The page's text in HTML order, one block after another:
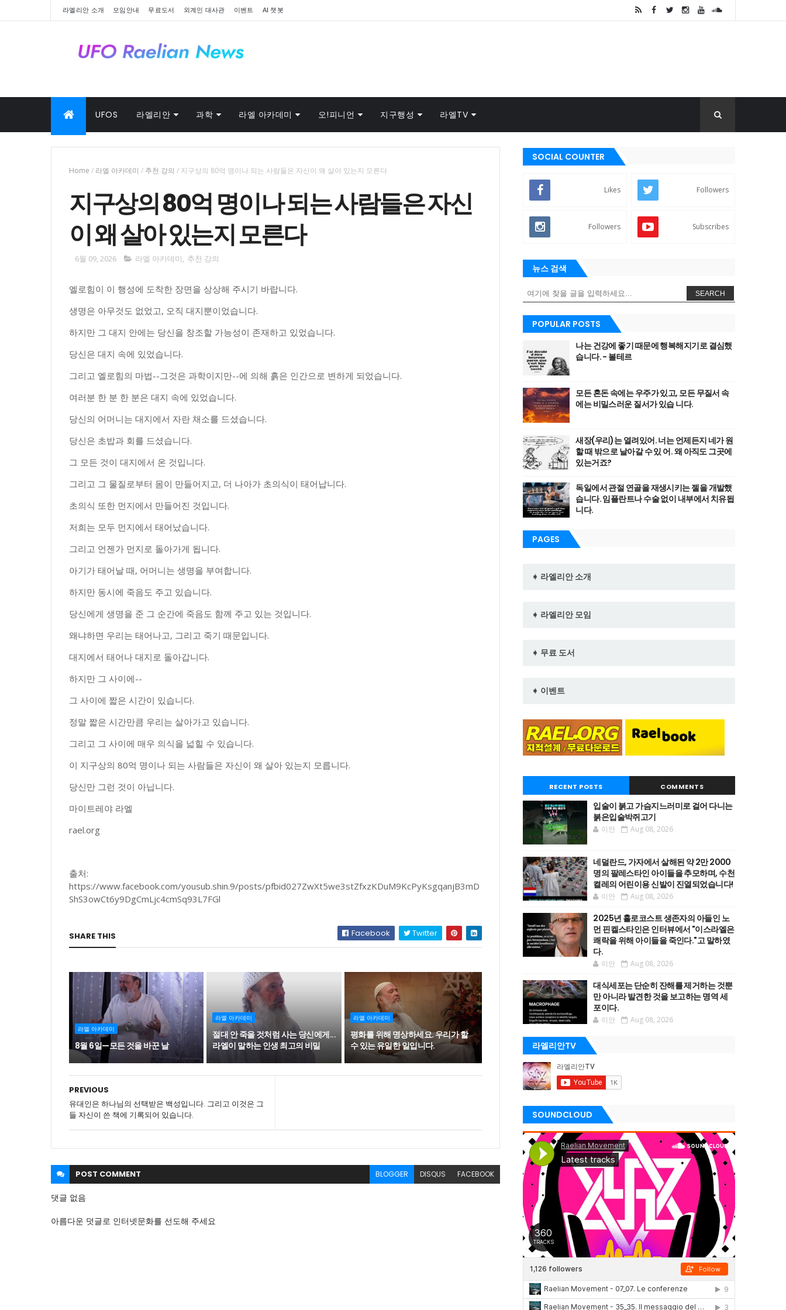
라엘리안 소개 모임안내 무료도서 외계인 대사관 이벤트 AI 챗봇
UFOS 라엘리안 과학 라엘 아카데미 오!피니언 지구행성 라엘TV
Home / 라엘 아카데미 / 추천 강의 / 지구상의 80억 명이나 되는 사람들은 자신이 왜 살아 있는지 모른다
지구상의 80억 명이나 되는 사람들은 자신
이 왜 살아 있는지 모른다
6월 09, 2026 라엘 아카데미, 추천 강의
엘로힘이 이 행성에 도착한 장면을 상상해 주시기 바랍니다.
생명은 아무것도 없었고, 오직 대지뿐이었습니다.
하지만 그 대지 안에는 당신을 창조할 가능성이 존재하고 있었습니다.
당신은 대지 속에 있었습니다.
그리고 엘로힘의 마법--그것은 과학이지만--에 의해 흙은 인간으로 변하게 되었습니다.
여러분 한 분 한 분은 대지 속에 있었습니다.
당신의 어머니는 대지에서 자란 채소를 드셨습니다.
당신은 초밥과 회를 드셨습니다.
그 모든 것이 대지에서 온 것입니다.
그리고 그 물질로부터 몸이 만들어지고, 더 나아가 초의식이 태어납니다.
초의식 또한 먼지에서 만들어진 것입니다.
저희는 모두 먼지에서 태어났습니다.
그리고 언젠가 먼지로 돌아가게 됩니다.
아기가 태어날 때, 어머니는 생명을 부여합니다.
하지만 동시에 죽음도 주고 있습니다.
당신에게 생명을 준 그 순간에 죽음도 함께 주고 있는 것입니다.
왜냐하면 우리는 태어나고, 그리고 죽기 때문입니다.
대지에서 태어나 대지로 돌아갑니다.
하지만 그 사이에--
그 사이에 짧은 시간이 있습니다.
정말 짧은 시간만큼 우리는 살아가고 있습니다.
그리고 그 사이에 매우 의식을 넓힐 수 있습니다.
이 지구상의 80억 명이나 되는 사람들은 자신이 왜 살아 있는지 모릅니다.
당신만 그런 것이 아닙니다.
마이트레야 라엘
rael.org
출처:
https://www.facebook.com/yousub.shin.9/posts/pfbid027ZwXt5we3stZfxzKDuM9KcPyKsgqanjB3mD
ShS3owCt6y9DgCmLjc4cmSq93L7FGl
SHARE THIS Facebook Twitter
라엘 아카데미
8월 6일—모든 것을 바꾼 날
라엘 아카데미
절대 안 죽을 것처럼 사는 당신에게...
라엘이 말하는 인생 최고의 비밀
라엘 아카데미
평화를 위해 명상하세요. 우리가 할
수 있는 유일한 일입니다.
PREVIOUS
유대인은 하나님의 선택받은 백성입니다. 그리고 이것은 그
들 자신이 쓴 책에 기록되어 있습니다.
POST COMMENT BLOGGER DISQUS FACEBOOK
댓글 없음
아름다운 덧글로 인터넷문화를 선도해 주세요
SOCIAL COUNTER
Likes Followers
Followers Subscribes
뉴스 검색
SEARCH
POPULAR POSTS
나는 건강에 좋기 때문에 행복해지기로 결심했
습니다. - 볼테르
모든 혼돈 속에는 우주가 있고, 모든 무질서 속
에는 비밀스러운 질서가 있습 니다.
새장(우리)는 열려있어. 너는 언제든지 네가 원
할 때 밖으로 날아갈 수 있 어. 왜 아직도 그곳에
있는거죠?
독일에서 관절 연골을 재생시키는 젤을 개발했
습니다. 임플란트나 수술 없이 내부에서 치유됩
니다.
PAGES
➧ 라엘리안 소개
➧ 라엘리안 모임
➧ 무료 도서
➧ 이벤트
RECENT POSTS COMMENTS
입술이 붉고 가슴지느러미로 걸어 다니는
붉은입술박쥐고기
이안 Aug 08, 2026
네덜란드, 가자에서 살해된 약 2만 2000
명의 팔레스타인 아이들을 추모하며, 수천
켤레의 어린이용 신발이 진열되었습니다!
이안 Aug 08, 2026
2025년 홀로코스트 생존자의 아들인 노
먼 핀켈스타인은 인터뷰에서 "이스라엘은
쾌락을 위해 아이들을 죽인다."고 말하였
다.
이안 Aug 08, 2026
대식세포는 단순히 잔해를 제거하는 것뿐
만 아니라 발견한 것을 보고하는 명역 세
포이다.
이안 Aug 08, 2026
라엘리안TV
SOUNDCLOUD